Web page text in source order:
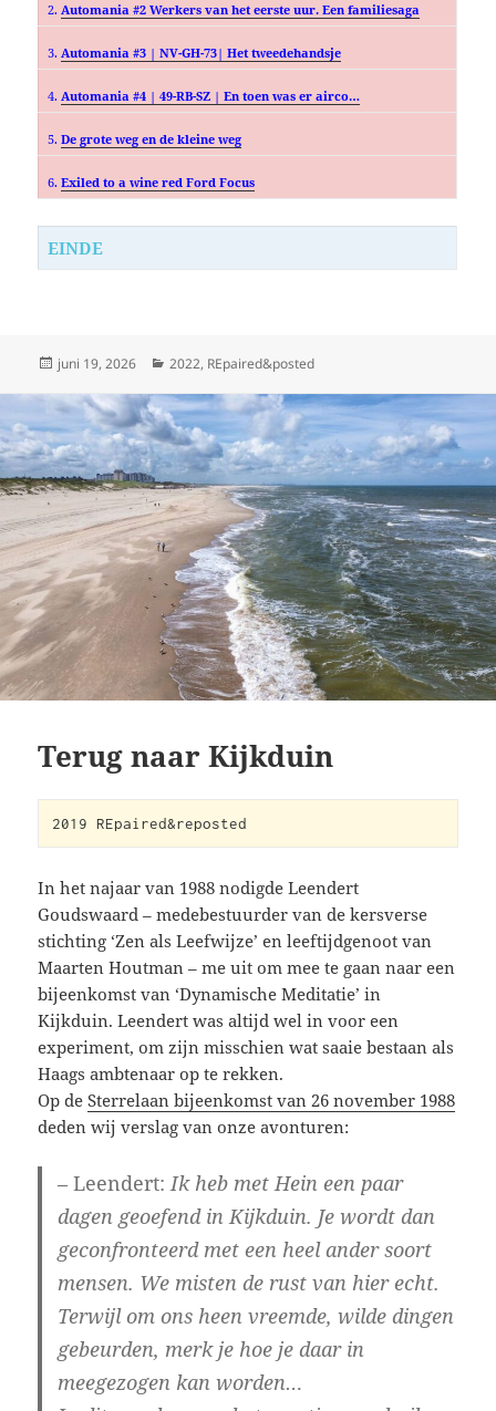
2. Automania #2 Werkers van het eerste uur. Een familiesaga
3. Automania #3 | NV-GH-73| Het tweedehandsje
4. Automania #4 | 49-RB-SZ | En toen was er airco…
5. De grote weg en de kleine weg
6. Exiled to a wine red Ford Focus
EINDE
Geplaatst
juni 19, 2026 Categorieën
2022, REpaired&posted
Terug naar Kijkduin
2019 REpaired&reposted
In het najaar van 1988 nodigde Leendert
Goudswaard – medebestuurder van de kersverse
stichting ‘Zen als Leefwijze’ en leeftijdgenoot van
Maarten Houtman – me uit om mee te gaan naar een
bijeenkomst van ‘Dynamische Meditatie’ in
Kijkduin. Leendert was altijd wel in voor een
experiment, om zijn misschien wat saaie bestaan als
Haags ambtenaar op te rekken.
Op deSterrelaan bijeenkomst van 26 november 1988
deden wij verslag van onze avonturen:
– Leendert: Ik heb met Hein een paar
dagen geoefend in Kijkduin. Je wordt dan
geconfronteerd met een heel ander soort
mensen. We misten de rust van hier echt.
Terwijl om ons heen vreemde, wilde dingen
gebeurden, merk je hoe je daar in
meegezogen kan worden…